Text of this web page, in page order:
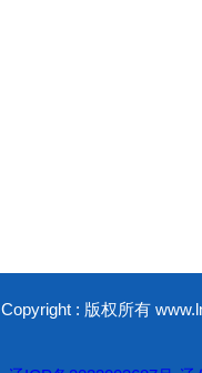
Copyright : 版权所有